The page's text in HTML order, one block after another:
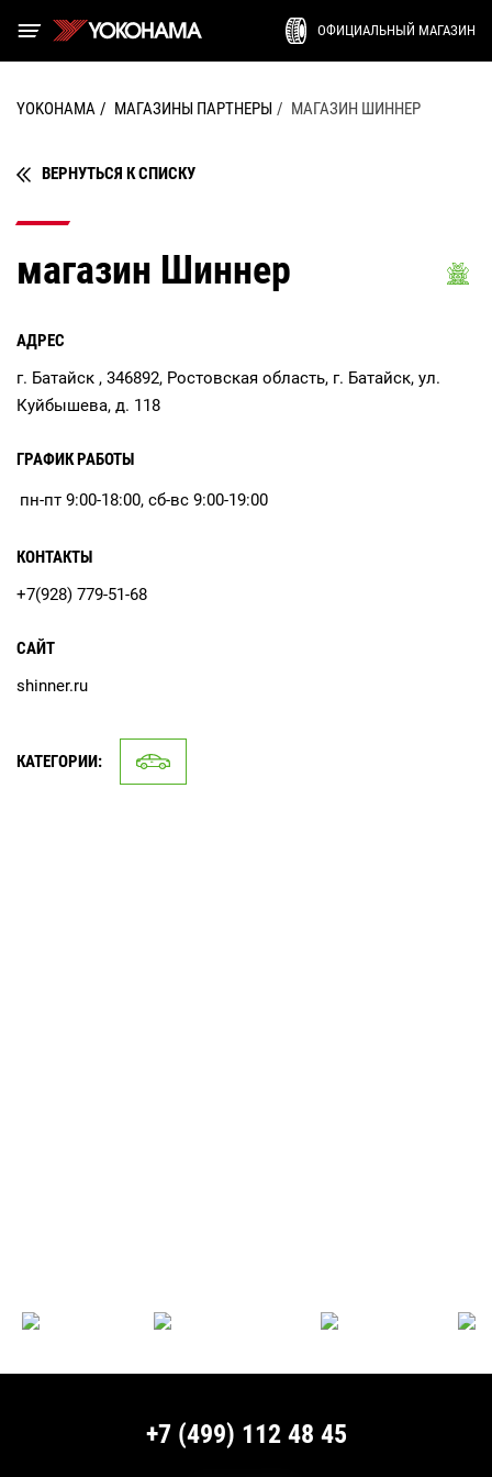
ОФИЦИАЛЬНЫЙ МАГАЗИН
YOKOHAMA МАГАЗИНЫ ПАРТНЕРЫ МАГАЗИН ШИННЕР
ВЕРНУТЬСЯ К СПИСКУ
магазин Шиннер
АДРЕС
г. Батайск , 346892, Ростовская область, г. Батайск, ул.
Куйбышева, д. 118
ГРАФИК РАБОТЫ
пн-пт 9:00-18:00, сб-вс 9:00-19:00
КОНТАКТЫ
+7(928) 779-51-68
САЙТ
shinner.ru
КАТЕГОРИИ:
+7 (499) 112 48 45